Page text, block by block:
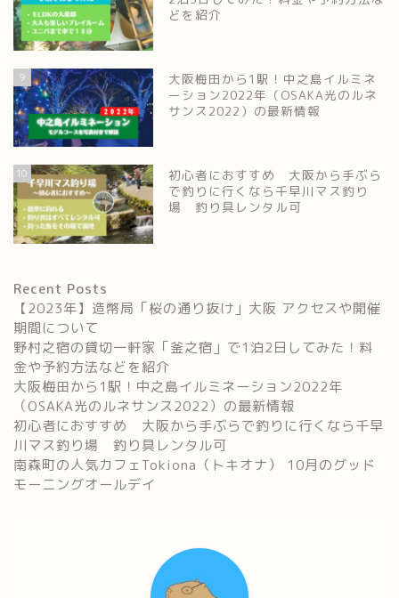
どを紹介
9
大阪梅田から1駅！中之島イルミネ
ーション2022年（OSAKA光のルネ
サンス2022）の最新情報
10
初心者におすすめ 大阪から手ぶら
で釣りに行くなら千早川マス釣り
場 釣り具レンタル可
Recent Posts
【2023年】造幣局「桜の通り抜け」大阪 アクセスや開催
期間について
野村之宿の貸切一軒家「釜之宿」で1泊2日してみた！料
金や予約方法などを紹介
大阪梅田から1駅！中之島イルミネーション2022年
（OSAKA光のルネサンス2022）の最新情報
初心者におすすめ 大阪から手ぶらで釣りに行くなら千早
川マス釣り場 釣り具レンタル可
南森町の人気カフェTokiona（トキオナ） 10月のグッド
モーニングオールデイ